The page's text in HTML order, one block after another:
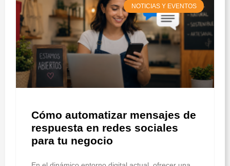
NOTICIAS Y EVENTOS
Cómo automatizar mensajes de
respuesta en redes sociales
para tu negocio